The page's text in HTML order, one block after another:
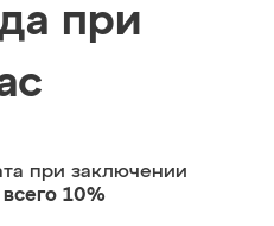
при
при заключении
всего 10%